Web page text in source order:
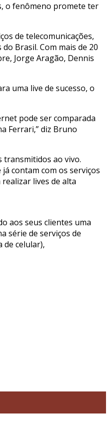
o fenômeno promete ter
de telecomunicações,
Brasil. Com mais de 20
Jorge Aragão, Dennis
uma live de sucesso, o
pode ser comparada
Ferrari,” diz Bruno
transmitidos ao vivo.
contam com os serviços
lives de alta
aos seus clientes uma
série de serviços de
de celular),